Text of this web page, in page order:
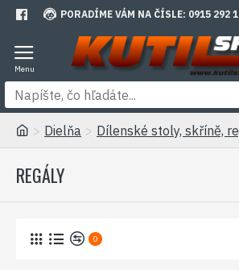
PORADÍME VÁM NA ČÍSLE: 0915 292
Dielňa Dílenské stoly, skříně,
REGÁLY
0